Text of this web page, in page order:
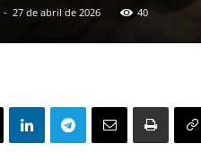
- 27 de abril de 2026 40